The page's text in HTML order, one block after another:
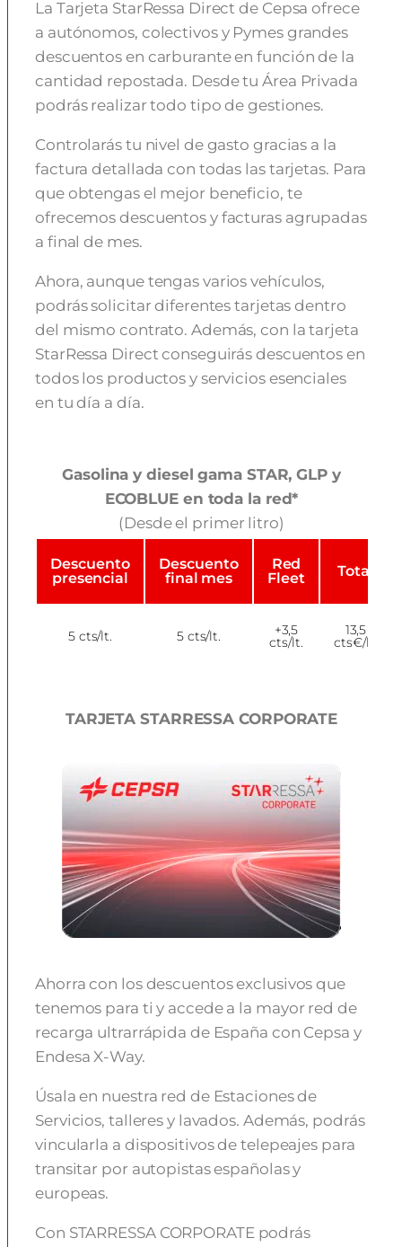
La Tarjeta StarRessa Direct de Cepsa ofrece
a autónomos, colectivos y Pymes grandes
descuentos en carburante en función de la
cantidad repostada. Desde tu Área Privada
podrás realizar todo tipo de gestiones.
Controlarás tu nivel de gasto gracias a la
factura detallada con todas las tarjetas. Para
que obtengas el mejor beneficio, te
ofrecemos descuentos y facturas agrupadas
a final de mes.
Ahora, aunque tengas varios vehículos,
podrás solicitar diferentes tarjetas dentro
del mismo contrato. Además, con la tarjeta
StarRessa Direct conseguirás descuentos en
todos los productos y servicios esenciales
en tu día a día.
Gasolina y diesel gama STAR, GLP y
ECOBLUE en toda la red*
(Desde el primer litro)
Descuento
presencial
Descuento
final mes
Red
Fleet
Total
5 cts/lt. 5 cts/lt. +3,5
cts/lt.
13,5
cts€/lt.
TARJETA STARRESSA CORPORATE
Ahorra con los descuentos exclusivos que
tenemos para ti y accede a la mayor red de
recarga ultrarrápida de España con Cepsa y
Endesa X-Way.
Úsala en nuestra red de Estaciones de
Servicios, talleres y lavados. Además, podrás
vincularla a dispositivos de telepeajes para
transitar por autopistas españolas y
europeas.
Con STARRESSA CORPORATE podrás